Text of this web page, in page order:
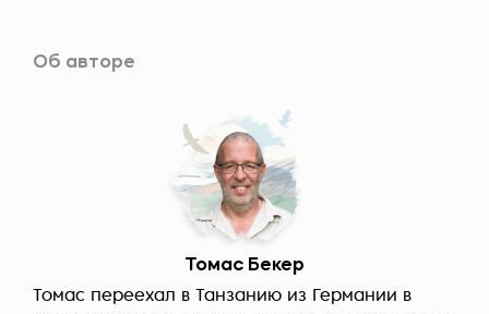
Об авторе
Томас Бекер
Томас переехал в Танзанию из Германии в